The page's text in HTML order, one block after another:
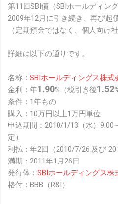
第11回SBI債（SBIホールディン
2009年12月に引き続き、再び起
（定期預金ではなく、個人向け
詳細は以下の通りです。
名称： SBIホールディングス株
金利：年1.90%（税引き後1.52
条件：1年もの
購入：10万円以上1万円単位
申込期間：2010/1/13（水）9:00
定）
利払：年2回（2010/7/26 及び
満期：2011年1月26日
発行体： SBIホールディングス株
格付：BBB（R&I）